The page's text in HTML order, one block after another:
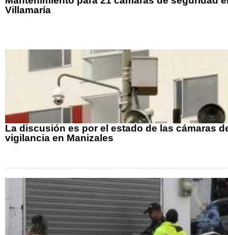
Villamaría
La discusión es por el estado de las cámaras
vigilancia en Manizales